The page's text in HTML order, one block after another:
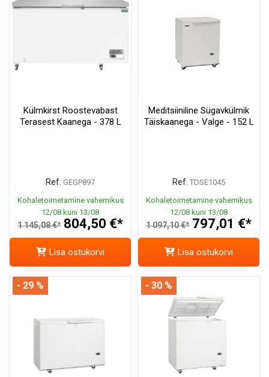
Külmkirst Roostevabast
Terasest Kaanega - 378 L
Ref. GEGP897
Kohaletoimetamine vahemikus
12/08 kuni 13/08
1 145,08 €* 804,50 €*
Lisa ostukorvi
Meditsiiniline Sügavkülmik
Täiskaanega - Valge - 152 L
Ref. TDSE1045
Kohaletoimetamine vahemikus
12/08 kuni 13/08
1 097,10 €* 797,01 €*
Lisa ostukorvi
- 29 % - 30 %